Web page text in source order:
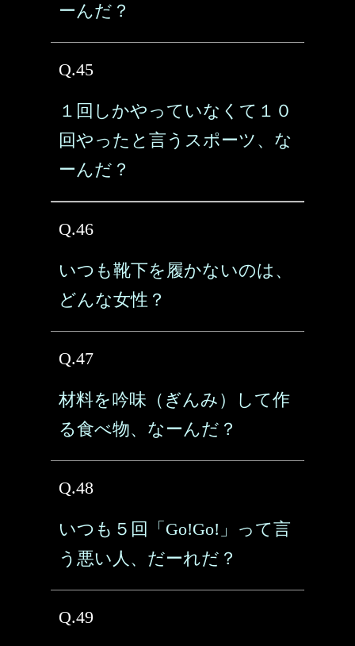
ーんだ？
Q.45
１回しかやっていなくて１０
回やったと言うスポーツ、な
ーんだ？
Q.46
いつも靴下を履かないのは、
どんな女性？
Q.47
材料を吟味（ぎんみ）して作
る食べ物、なーんだ？
Q.48
いつも５回「Go!Go!」って言
う悪い人、だーれだ？
Q.49